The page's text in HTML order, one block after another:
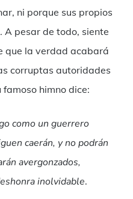
ni porque sus propios
pesar de todo, siente
que la verdad acabará
corruptas autoridades
famoso himno dice:
como un guerrero
caerán, y no podrán
avergonzados,
inolvidable.